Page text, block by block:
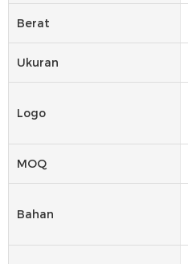
Berat
Ukuran
Logo
MOQ
Bahan